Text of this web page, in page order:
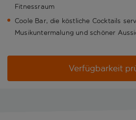
Fitnessraum
Coole Bar, die köstliche Cocktails
Musikuntermalung und schöner
Verfügbarkeit